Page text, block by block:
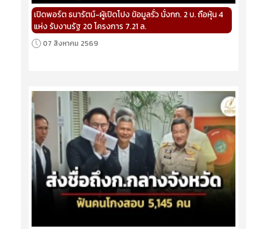
เปิดพอร์ต ธนารัตน์-ผู้เปิดโปง ข้อมูลรั่ว นั่งกก. 2 บ. ถือหุ้น 4
แห่ง รับงานรัฐ 20 โครงการ 7.21 ล.
07 สิงหาคม 2569